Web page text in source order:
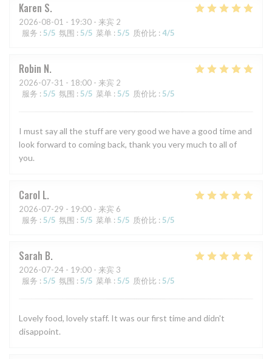
Karen S
2026-08-01 - 19:30 - 来宾 2
服务 : 5/5 氛围 : 5/5 菜单 : 5/5 质价比 : 4/5
Robin N
2026-07-31 - 18:00 - 来宾 2
服务 : 5/5 氛围 : 5/5 菜单 : 5/5 质价比 : 5/5
I must say all the stuff are very good we have a good time and
look forward to coming back, thank you very much to all of
you.
Carol L
2026-07-29 - 19:00 - 来宾 6
服务 : 5/5 氛围 : 5/5 菜单 : 5/5 质价比 : 5/5
Sarah B
2026-07-24 - 19:00 - 来宾 3
服务 : 5/5 氛围 : 5/5 菜单 : 5/5 质价比 : 5/5
Lovely food, lovely staff. It was our first time and didn't
disappoint.